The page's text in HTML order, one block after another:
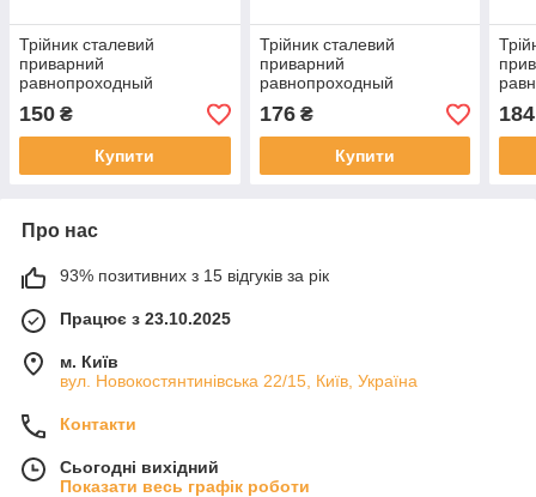
Трійник сталевий
приварний
равнопроходный
оцинкований 42,4х2
150 ₴
Купити
Трійник сталевий
приварний
равнопроходный
оцинкований 48,3х3
176₴
Купити
184
Про нас
93% позитивних з 15 відгуків за рік
Працює з 23.10.2025
м. Київ
вул. Новокостянтинівська 22/15, Київ, Україна
Контакти
Сьогодні вихідний
Показати весь графік роботи